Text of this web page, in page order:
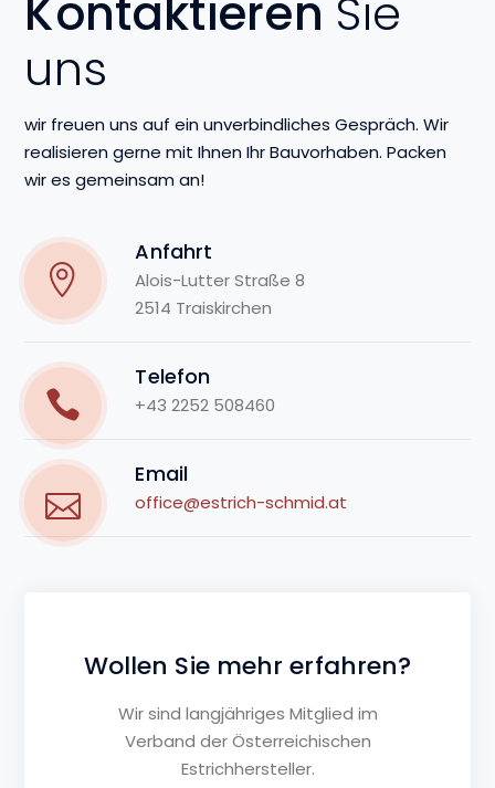
Kontaktieren Sie
uns
wir freuen uns auf ein unverbindliches Gespräch. Wir
realisieren gerne mit Ihnen Ihr Bauvorhaben. Packen
wir es gemeinsam an!
Anfahrt
Alois-Lutter Straße 8
2514 Traiskirchen
Telefon
+43 2252 508460
Email
office@estrich-schmid.at
Wollen Sie mehr erfahren?
Wir sind langjähriges Mitglied im
Verband der Österreichischen
Estrichhersteller.